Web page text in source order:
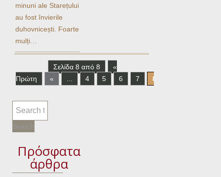
minuni ale Starețului
au fost învierile
duhovnicești. Foarte
mulți…
Σελίδα 8 από 8
«
Πρώτη
« 4 5 6 7 8
Πρόσφατα
άρθρα